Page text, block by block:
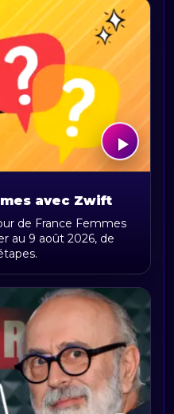
avec Zwift
calendrier et
de France Femmes
au 9 août 2026, de